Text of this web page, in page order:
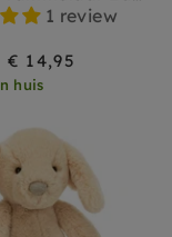
1 review
€ 14,95
huis